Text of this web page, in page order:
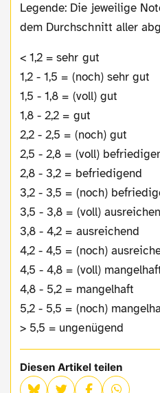
Legende: Die jeweilige Note errechnet sich aus
dem Durchschnitt aller
< 1,2 = sehr gut
1,2 - 1,5 = (noch) sehr gut
1,5 - 1,8 = (voll) gut
1,8 - 2,2 = gut
2,2 - 2,5 = (noch) gut
2,5 - 2,8 = (voll)
2,8 - 3,2 = befriedigend
3,2 - 3,5 = (noch)
3,5 - 3,8 = (voll)
3,8 - 4,2 = ausreichend
4,2 - 4,5 = (noch)
4,5 - 4,8 = (voll)
4,8 - 5,2 = mangelhaft
5,2 - 5,5 = (noch)
> 5,5 = ungenügend
Diesen Artikel teilen